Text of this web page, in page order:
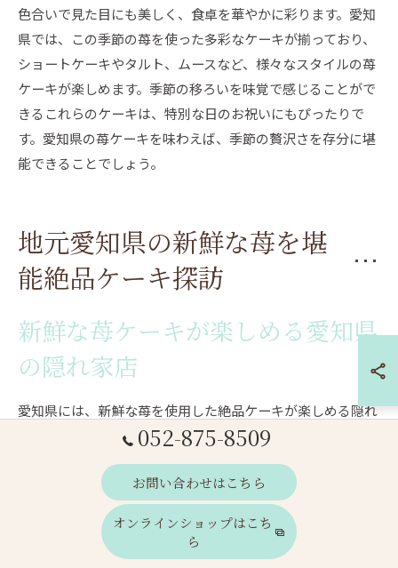
色合いで見た目にも美しく、食卓を華やかに彩ります。愛知
県では、この季節の苺を使った多彩なケーキが揃っており、
ショートケーキやタルト、ムースなど、様々なスタイルの苺
ケーキが楽しめます。季節の移ろいを味覚で感じることがで
きるこれらのケーキは、特別な日のお祝いにもぴったりで
す。愛知県の苺ケーキを味わえば、季節の贅沢さを存分に堪
能できることでしょう。
地元愛知県の新鮮な苺を堪
能絶品ケーキ探訪
新鮮な苺ケーキが楽しめる愛知県
の隠れ家店
愛知県には、新鮮な苺を使用した絶品ケーキが楽しめる隠れ
家的な店が多数存在しています。これらの店は、都会の喧騒
を離れた静かな場所に位置し、訪れるだけで特別な時間を提
供してくれます。苺の風味を最大限に活かしたスイーツが揃
っており、他にはない独自のレシピが魅力です。特に、苺の
酸味とクリームの甘さが絶妙に調和したケーキは、訪れる
人々を魅了します。口コミや地域の情報誌を参考に、まだ知
052-875-8509
お問い合わせはこちら
オンラインショップはこち
ら